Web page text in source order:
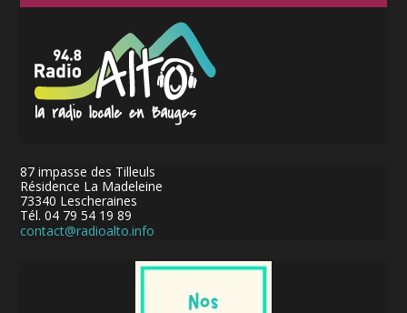
87 impasse des Tilleuls
Résidence La Madeleine
73340 Lescheraines
Tél. 04 79 54 19 89
contact@radioalto.info